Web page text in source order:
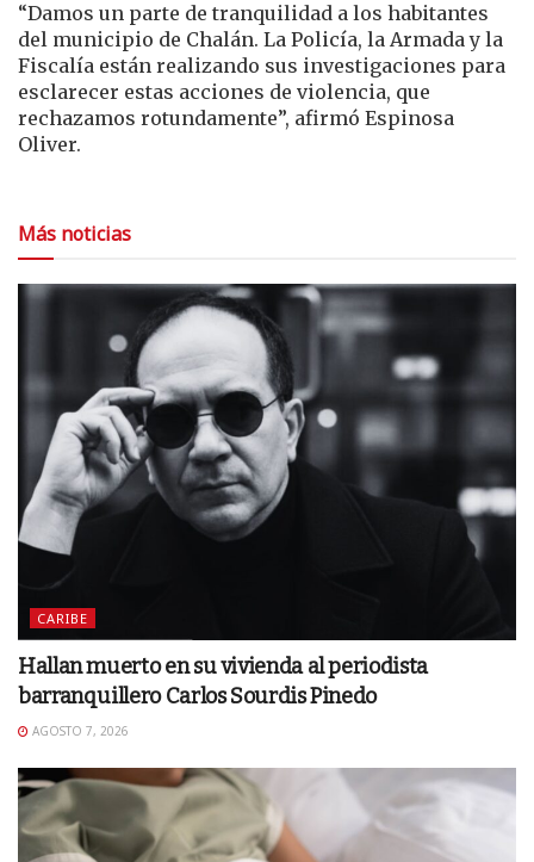
“Damos un parte de tranquilidad a los habitantes
del municipio de Chalán. La Policía, la Armada y la
Fiscalía están realizando sus investigaciones para
esclarecer estas acciones de violencia, que
rechazamos rotundamente”, afirmó Espinosa
Oliver.
Más noticias
CARIBE
Hallan muerto en su vivienda al periodista
barranquillero Carlos Sourdis Pinedo
AGOSTO 7, 2026